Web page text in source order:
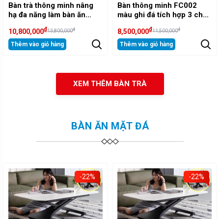
Bàn trà thông minh nâng
hạ đa năng làm bàn ăn
10,800,000₫13,800,000₫
Thêm vào giỏ hàng
Bàn thông minh FC002
màu ghi đá tích hợp 3 chức
8,500,000₫11,500,000₫
Thêm vào giỏ hàng
XEM THÊM BÀN TRÀ
BÀN ĂN MẶT ĐÁ
-22% -22%